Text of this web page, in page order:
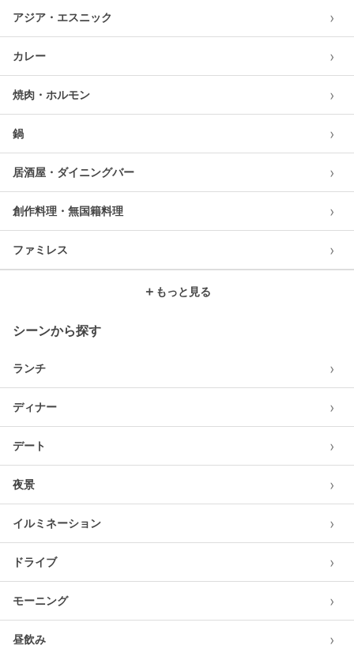
アジア・エスニック ›
カレー ›
焼肉・ホルモン ›
鍋 ›
居酒屋・ダイニングバー ›
創作料理・無国籍料理 ›
ファミレス ›
＋ もっと見る
シーンから探す
ランチ ›
ディナー ›
デート ›
夜景 ›
イルミネーション ›
ドライブ ›
モーニング ›
昼飲み ›